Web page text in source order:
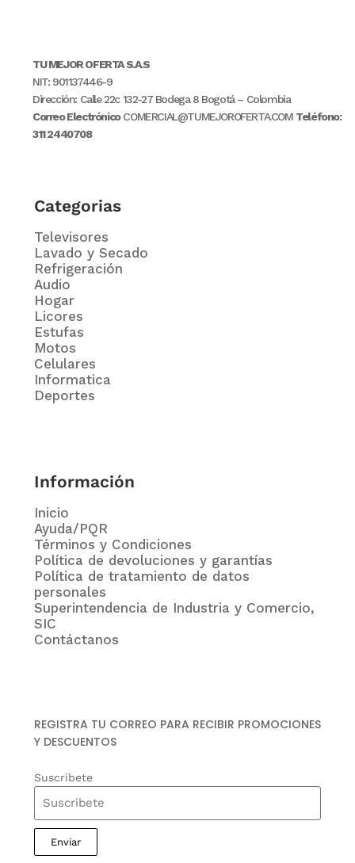
TU MEJOR OFERTA S.A.S
NIT: 901137446-9
Dirección: Calle 22c 132-27 Bodega 8 Bogotá – Colombia
Correo ElectrónicoCOMERCIAL@TUMEJOROFERTA.COM Teléfono:
311 2440708
Categorias
Televisores
Lavado y Secado
Refrigeración
Audio
Hogar
Licores
Estufas
Motos
Celulares
Informatica
Deportes
Información
Inicio
Ayuda/PQR
Términos y Condiciones
Política de devoluciones y garantías
Política de tratamiento de datos
personales
Superintendencia de Industria y Comercio,
SIC
Contáctanos
REGISTRA TU CORREO PARA RECIBIR PROMOCIONES
Y DESCUENTOS
Suscribete
Enviar